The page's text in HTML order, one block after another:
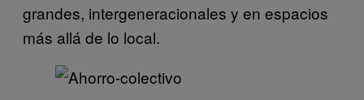
grandes, intergeneracionales y en espacios
más allá de lo local.